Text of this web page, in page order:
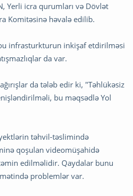
Yerli icra qurumları və Dövlət
Komitəsinə həvalə edilib.
infrasturkturun inkişaf etdirilməsi
da var.
da tələb edir ki, "Təhlükəsiz
bu məqsədlə Yol
təhvil-təslimində
qoşulan videomüşahidə
edilməlidir. Qaydalar bunu
problemlər var.